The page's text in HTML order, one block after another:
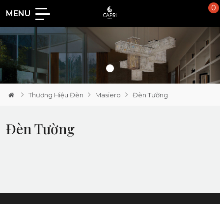
MENU
0
Loading...
Thương Hiệu Đèn Masiero Đèn Tường
Đèn Tường